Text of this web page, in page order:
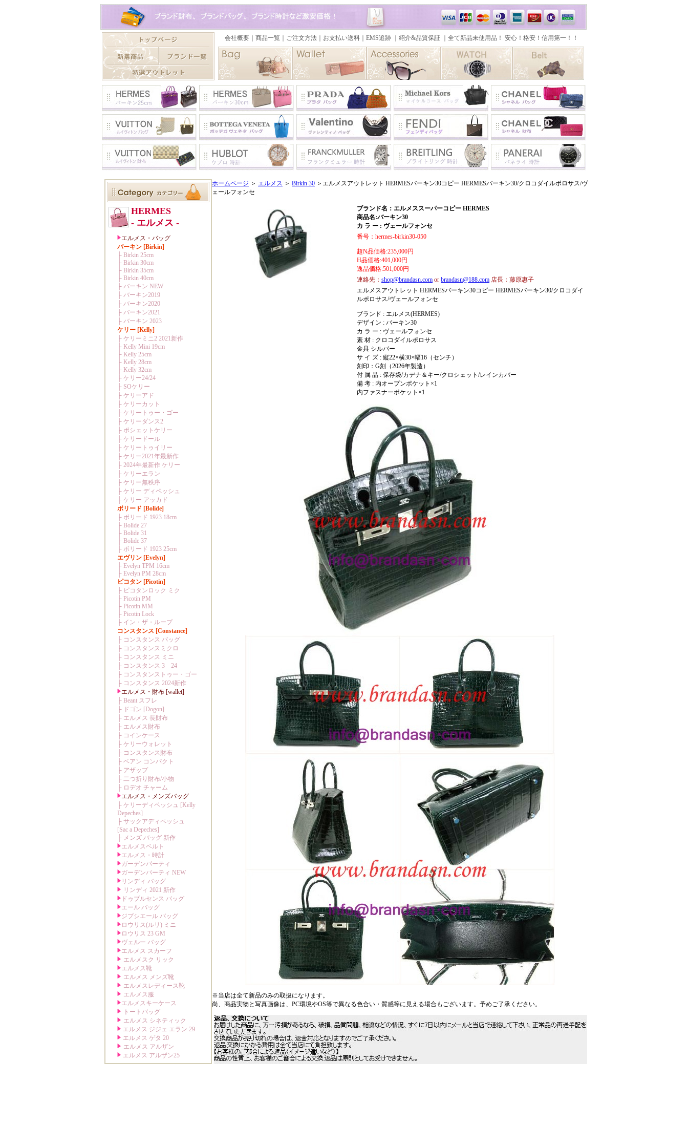
ホームページ ＞ エルメス ＞ Birkin 30 ＞エルメスアウトレット HERMESバーキン30コピー HERMESバーキン30/クロコダイルポロサス/ヴ
ェールフォンセ
ブランド名：エルメススーパーコピー HERMES
商品名:バーキン30
カ ラ ー : ヴェールフォンセ
番号：hermes-birkin30-050
超N品価格:235,000円
H品価格:401,000円
逸品価格:501,000円
連絡先： shop@brandasn.com or brandasn@188.com 店長：藤原惠子
エルメスアウトレット HERMESバーキン30コピー HERMESバーキン30/クロコダイ
ルポロサス/ヴェールフォンセ
ブランド : エルメス(HERMES)
デザイン : バーキン30
カ ラ ー : ヴェールフォンセ
素 材 : クロコダイルポロサス
金具 シルバー
サ イ ズ : 縦22×横30×幅16（センチ）
刻印：G刻（2026年製造）
付 属 品 : 保存袋/カデナ＆キー/クロシェット/レインカバー
備 考 : 内オープンポケット×1
内ファスナーポケット×1
※当店は全て新品のみの取扱になります。
尚、商品実物と写真画像は、PC環境やOS等で異なる色合い・質感等に見える場合もございます。予めご了承ください。